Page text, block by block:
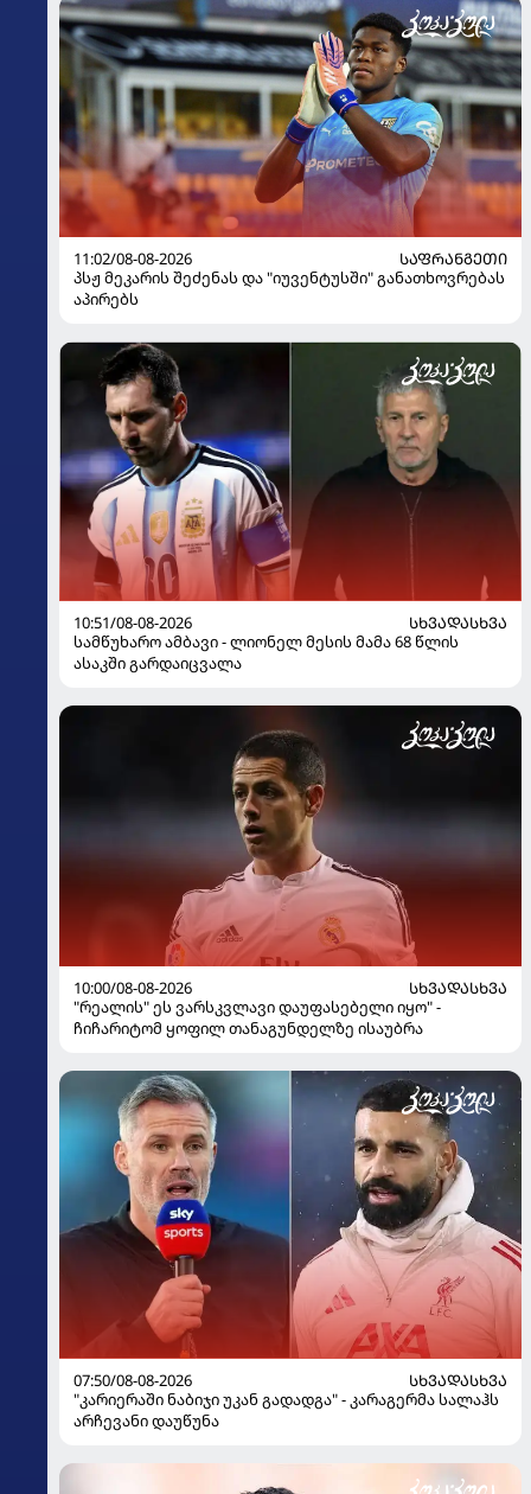
11:02/08-08-2026
ᲡᲐᲤᲠᲐᲜᲒᲔᲗᲘ
პსჟ მეკარის შეძენას და "იუვენტუსში" განათხოვრებას
აპირებს
10:51/08-08-2026
ᲡᲮᲕᲐᲓᲐᲡᲮᲕᲐ
სამწუხარო ამბავი - ლიონელ მესის მამა 68 წლის
ასაკში გარდაიცვალა
10:00/08-08-2026
ᲡᲮᲕᲐᲓᲐᲡᲮᲕᲐ
"რეალის" ეს ვარსკვლავი დაუფასებელი იყო" -
ჩიჩარიტომ ყოფილ თანაგუნდელზე ისაუბრა
07:50/08-08-2026
ᲡᲮᲕᲐᲓᲐᲡᲮᲕᲐ
"კარიერაში ნაბიჯი უკან გადადგა" - კარაგერმა სალაჰს
არჩევანი დაუწუნა